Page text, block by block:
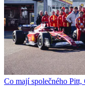
Co mají společného